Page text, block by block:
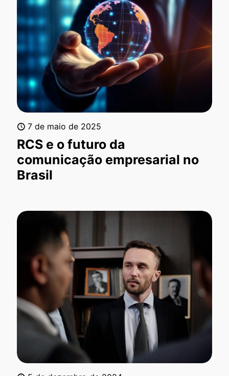
7 de maio de 2025
RCS e o futuro da
comunicação empresarial no
Brasil